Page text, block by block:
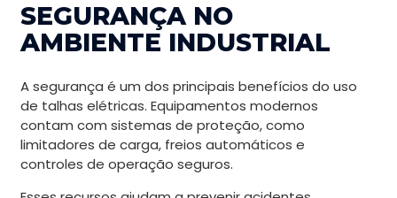
SEGURANÇA NO
AMBIENTE INDUSTRIAL
A segurança é um dos principais benefícios do uso
de talhas elétricas. Equipamentos modernos
contam com sistemas de proteção, como
limitadores de carga, freios automáticos e
controles de operação seguros.